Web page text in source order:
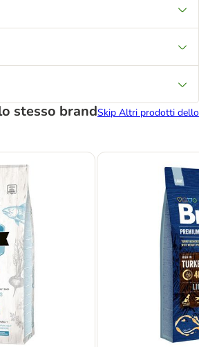
stesso brandSkip Altri prodotti dello